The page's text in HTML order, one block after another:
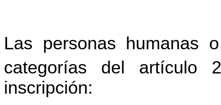
Las personas humanas
categorías del
inscripción: